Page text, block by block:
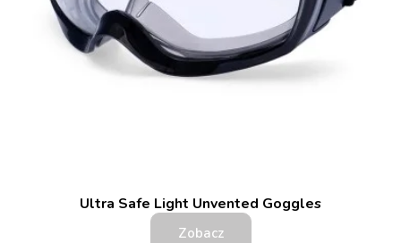
Ultra Safe Light Unvented Goggles
Zobacz